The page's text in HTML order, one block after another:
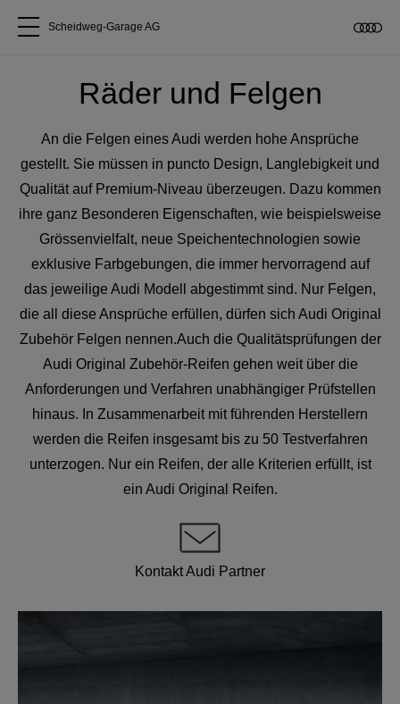
Alle Modelle
Über uns
Audi kaufen
Service & Reparatur
Audi Original Zubehör
Geschäftskunden
Scheidweg-Garage AG
Räder und Felgen
An die Felgen eines Audi werden hohe Ansprüche
gestellt. Sie müssen in puncto Design, Langlebigkeit und
Qualität auf Premium-Niveau überzeugen. Dazu kommen
ihre ganz Besonderen Eigenschaften, wie beispielsweise
Grössenvielfalt, neue Speichentechnologien sowie
exklusive Farbgebungen, die immer hervorragend auf
das jeweilige Audi Modell abgestimmt sind. Nur Felgen,
die all diese Ansprüche erfüllen, dürfen sich Audi Original
Zubehör Felgen nennen.Auch die Qualitätsprüfungen der
Audi Original Zubehör-Reifen gehen weit über die
Anforderungen und Verfahren unabhängiger Prüfstellen
hinaus. In Zusammenarbeit mit führenden Herstellern
werden die Reifen insgesamt bis zu 50 Testverfahren
unterzogen. Nur ein Reifen, der alle Kriterien erfüllt, ist
ein Audi Original Reifen.
Kontakt Audi Partner